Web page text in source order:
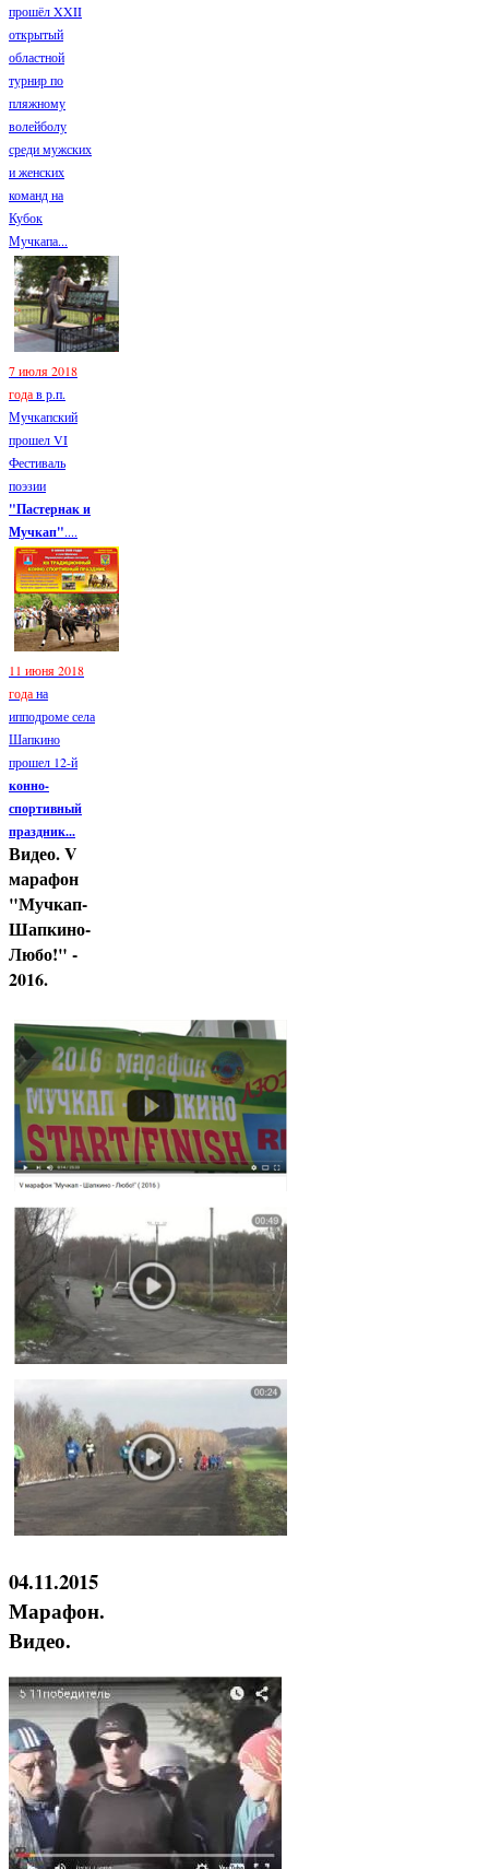
прошёл XXII
открытый
областной
турнир по
пляжному
волейболу
среди мужских
и женских
команд на
Кубок
Мучкапа...
7 июля 2018
годав р.п.
Мучкапский
прошел VI
Фестиваль
поэзии
"Пастернак и
Мучкап"....
11 июня 2018
годана
ипподроме села
Шапкино
прошел 12-й
конно-
спортивный
праздник...
Видео. V
марафон
"Мучкап-
Шапкино-
Любо!" -
2016.
04.11.2015
Марафон.
Видео.